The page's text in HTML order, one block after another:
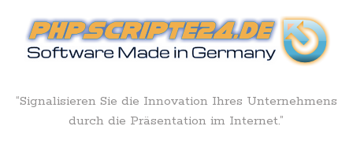
“Signalisieren Sie die Innovation Ihres Unternehmens
durch die Präsentation im Internet.”